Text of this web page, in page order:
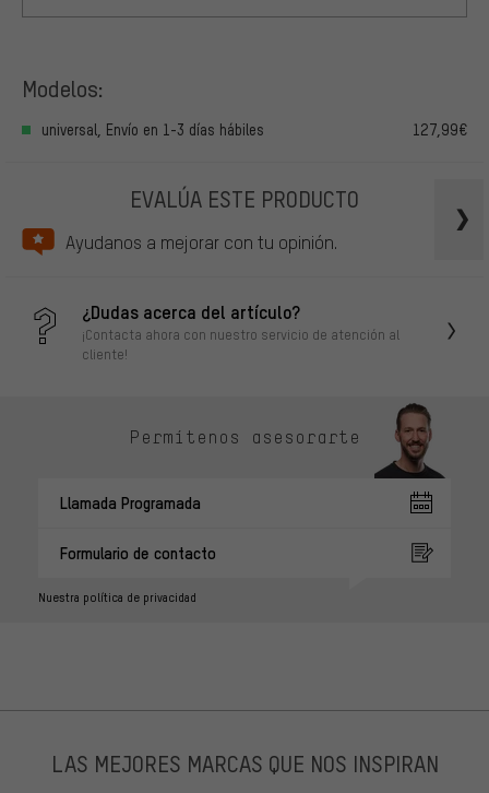
Modelos:
universal, Envío en 1-3 días hábiles 127,99€
EVALÚA ESTE PRODUCTO
Ayudanos a mejorar con tu opinión.
¿Dudas acerca del artículo?
¡Contacta ahora con nuestro servicio de atención al
cliente!
Permítenos asesorarte
Llamada Programada
Formulario de contacto
Nuestra política de privacidad
LAS MEJORES MARCAS QUE NOS INSPIRAN